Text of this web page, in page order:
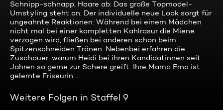
Schnipp-schnapp, Haare ab: Das große Topmodel-
Umstyling steht an. Der individuelle neue Look sorgt für
ungeahnte Reaktionen: Während bei einem Mädchen
nicht mal bei einer kompletten Kahlrasur die Miene
verzogen wird, fließen bei anderen schon beim
Spitzenschneiden Tränen. Nebenbei erfahren die
Zuschauer, warum Heidi bei ihren Kandidatinnen seit
Jahren so gerne zur Schere greift: Ihre Mama Erna ist
gelernte Friseurin ...
Weitere Folgen in Staffel 9